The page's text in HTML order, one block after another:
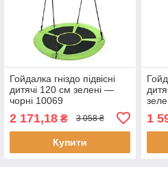
Гойдалка гніздо підвісні
дитячі 120 см зелені —
чорні 10069
2 171,18₴ 3 058 ₴
Купити
1